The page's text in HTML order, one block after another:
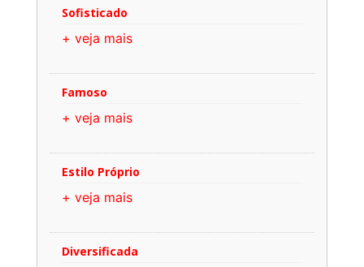
Sofisticado
+ veja mais
Famoso
+ veja mais
Estilo Próprio
+ veja mais
Diversificada